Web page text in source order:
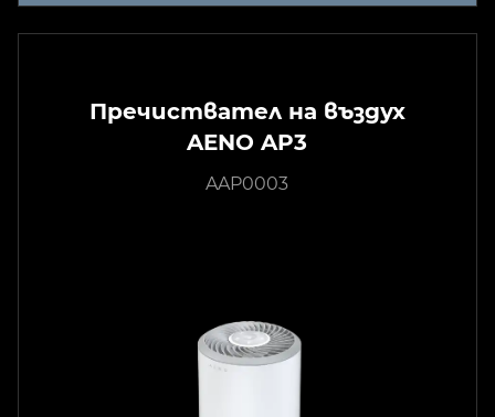
Пречиствател на въздух
AENO AP3
AAP0003